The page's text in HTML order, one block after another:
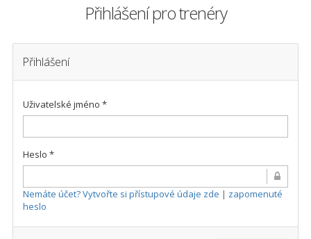
Přihlášení pro trenéry
Přihlášení
Uživatelské jméno *
Heslo *
Nemáte účet? Vytvořte si přístupové údaje zde | zapomenuté
heslo